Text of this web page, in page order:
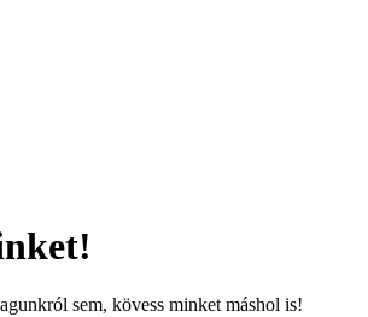
sem, kövess minket máshol is!